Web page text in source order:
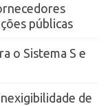
públicas
o Sistema S e
de